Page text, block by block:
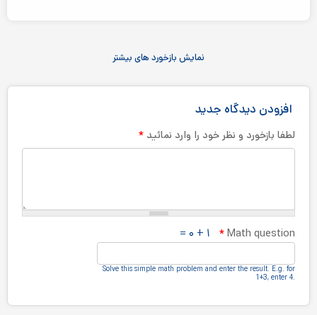
نمایش بازخورد های بیشتر
افزودن دیدگاه جدید
لطفا بازخورد و نظر خود را وارد نمائید *
Math question
* ۱ + ۰ =
Solve this simple math problem and enter the result.‎ E.g.‎ for
1+3, enter 4.‎